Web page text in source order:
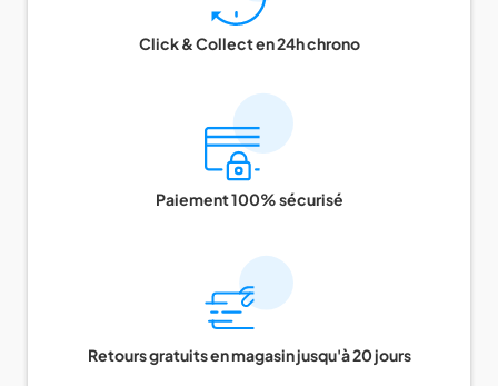
Click & Collect en 24h chrono
Paiement 100% sécurisé
Retours gratuits en magasin jusqu'à 20 jours